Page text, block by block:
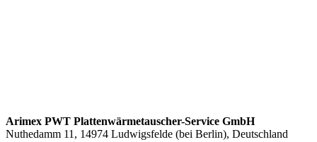
Arimex PWT Plattenwärmetauscher-Service GmbH
Nuthedamm 11, 14974 Ludwigsfelde (bei Berlin), Deutschland